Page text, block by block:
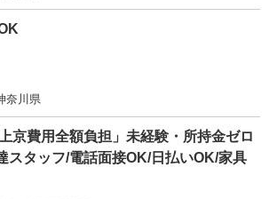
奈川県
京費用全額負担」未経験・所持金ゼロ
スタッフ/電話面接OK/日払いOK/家具